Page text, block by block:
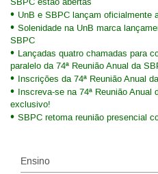
UnB e SBPC lançam oficialmente
Solenidade na UnB marca
SBPC
Lançadas quatro chamadas para
paralelo da 74ª Reunião Anual da
Inscrições da 74ª Reunião Anual
Inscreva-se na 74ª Reunião Anual
exclusivo!
SBPC retoma reunião presencial
Ensino